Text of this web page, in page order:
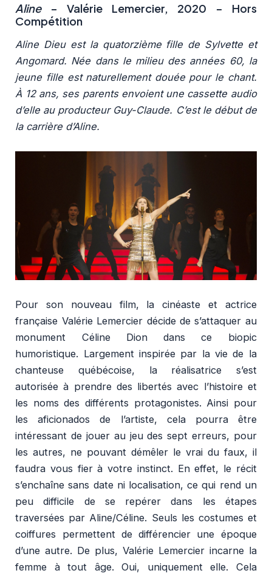
Aline– Valérie Lemercier, 2020 – Hors
Compétition
Aline Dieu est la quatorzième fille de Sylvette et
Angomard. Née dans le milieu des années 60, la
jeune fille est naturellement douée pour le chant.
À 12 ans, ses parents envoient une cassette audio
d’elle au producteur Guy-Claude. C’est le début de
la carrière d’Aline.
Pour son nouveau film, la cinéaste et actrice
française Valérie Lemercier décide de s’attaquer au
monument Céline Dion dans ce biopic
humoristique. Largement inspirée par la vie de la
chanteuse québécoise, la réalisatrice s’est
autorisée à prendre des libertés avec l’histoire et
les noms des différents protagonistes. Ainsi pour
les aficionados de l’artiste, cela pourra être
intéressant de jouer au jeu des sept erreurs, pour
les autres, ne pouvant démêler le vrai du faux, il
faudra vous fier à votre instinct. En effet, le récit
s’enchaîne sans date ni localisation, ce qui rend un
peu difficile de se repérer dans les étapes
traversées par Aline/Céline. Seuls les costumes et
coiffures permettent de différencier une époque
d’une autre. De plus, Valérie Lemercier incarne la
femme à tout âge. Oui, uniquement elle. Cela